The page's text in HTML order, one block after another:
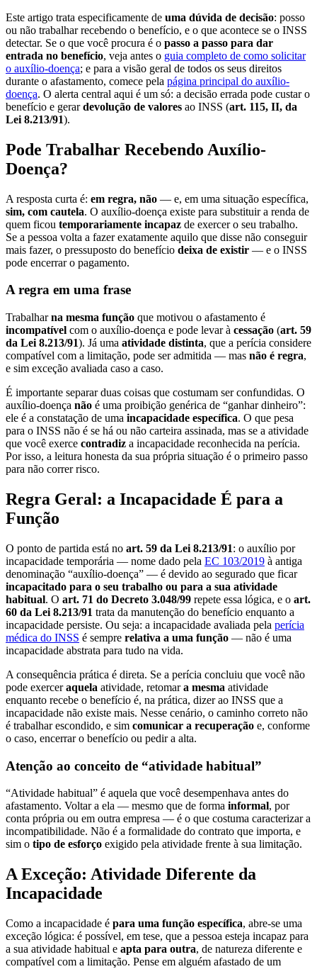
Este artigo trata especificamente de uma dúvida de decisão: posso
ou não trabalhar recebendo o benefício, e o que acontece se o INSS
detectar. Se o que você procura é o passo a passo para dar
entrada no benefício, veja antes o guia completo de como solicitar
o auxílio-doença; e para a visão geral de todos os seus direitos
durante o afastamento, comece pela página principal do auxílio-
doença. O alerta central aqui é um só: a decisão errada pode custar o
benefício e gerardevolução de valores ao INSS (art. 115, II, da
Lei 8.213/91).
Pode Trabalhar Recebendo Auxílio-
Doença?
A resposta curta é: em regra, não — e, em uma situação específica,
sim, com cautela. O auxílio-doença existe para substituir a renda de
quem ficou temporariamente incapaz de exercer o seu trabalho.
Se a pessoa volta a fazer exatamente aquilo que disse não conseguir
mais fazer, o pressuposto do benefício deixa de existir — e o INSS
pode encerrar o pagamento.
A regra em uma frase
Trabalharna mesma função que motivou o afastamento é
incompatível com o auxílio-doença e pode levar à cessação (art. 59
da Lei 8.213/91). Já uma atividade distinta, que a perícia considere
compatível com a limitação, pode ser admitida — mas não é regra,
e sim exceção avaliada caso a caso.
É importante separar duas coisas que costumam ser confundidas. O
auxílio-doença não é uma proibição genérica de “ganhar dinheiro”:
ele é a constatação de uma incapacidade específica. O que pesa
para o INSS não é se há ou não carteira assinada, mas se a atividade
que você exerce contradiz a incapacidade reconhecida na perícia.
Por isso, a leitura honesta da sua própria situação é o primeiro passo
para não correr risco.
Regra Geral: a Incapacidade É para a
Função
O ponto de partida está no art. 59 da Lei 8.213/91: o auxílio por
incapacidade temporária — nome dado pela EC 103/2019 à antiga
denominação “auxílio-doença” — é devido ao segurado que ficar
incapacitado para o seu trabalho ou para a sua atividade
habitual. O art. 71 do Decreto 3.048/99 repete essa lógica, e o art.
60 da Lei 8.213/91 trata da manutenção do benefício enquanto a
incapacidade persiste. Ou seja: a incapacidade avaliada pela perícia
médica do INSS é sempre relativa a uma função — não é uma
incapacidade abstrata para tudo na vida.
A consequência prática é direta. Se a perícia concluiu que você não
pode exerceraquela atividade, retomara mesma atividade
enquanto recebe o benefício é, na prática, dizer ao INSS que a
incapacidade não existe mais. Nesse cenário, o caminho correto não
é trabalhar escondido, e sim comunicar a recuperação e, conforme
o caso, encerrar o benefício ou pedir a alta.
Atenção ao conceito de “atividade habitual”
“Atividade habitual” é aquela que você desempenhava antes do
afastamento. Voltar a ela — mesmo que de forma informal, por
conta própria ou em outra empresa — é o que costuma caracterizar a
incompatibilidade. Não é a formalidade do contrato que importa, e
sim o tipo de esforço exigido pela atividade frente à sua limitação.
A Exceção: Atividade Diferente da
Incapacidade
Como a incapacidade é para uma função específica, abre-se uma
exceção lógica: é possível, em tese, que a pessoa esteja incapaz para
a sua atividade habitual e apta para outra, de natureza diferente e
compatível com a limitação. Pense em alguém afastado de um